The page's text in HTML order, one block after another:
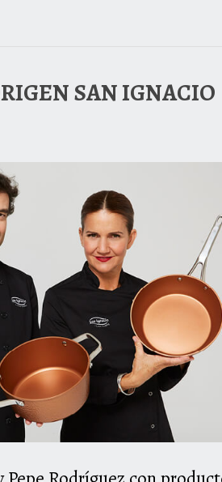
SAN IGNACIO